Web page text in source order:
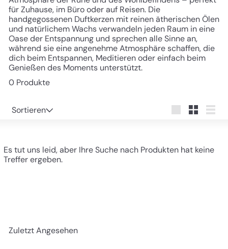
für Zuhause, im Büro oder auf Reisen. Die
handgegossenen Duftkerzen mit reinen ätherischen Ölen
und natürlichem Wachs verwandeln jeden Raum in eine
Oase der Entspannung und sprechen alle Sinne an,
während sie eine angenehme Atmosphäre schaffen, die
dich beim Entspannen, Meditieren oder einfach beim
Genießen des Moments unterstützt.
0 Produkte
Sortieren
Sortieren
Es tut uns leid, aber Ihre Suche nach Produkten hat keine
Treffer ergeben.
Zuletzt Angesehen